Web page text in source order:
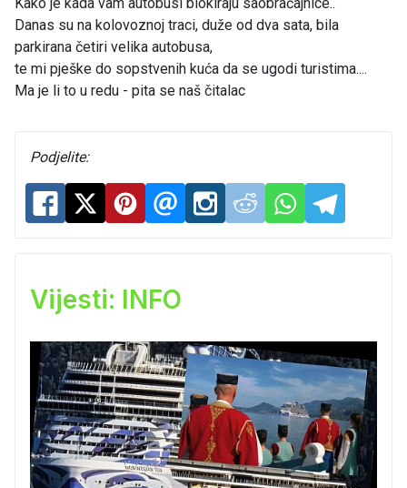
Danas su na kolovoznoj traci, duže od dva sata, bila
parkirana četiri velika autobusa,
te mi pješke do sopstvenih kuća da se ugodi turistima....
Ma je li to u redu - pita se naš čitalac
Podjelite:
Vijesti: INFO